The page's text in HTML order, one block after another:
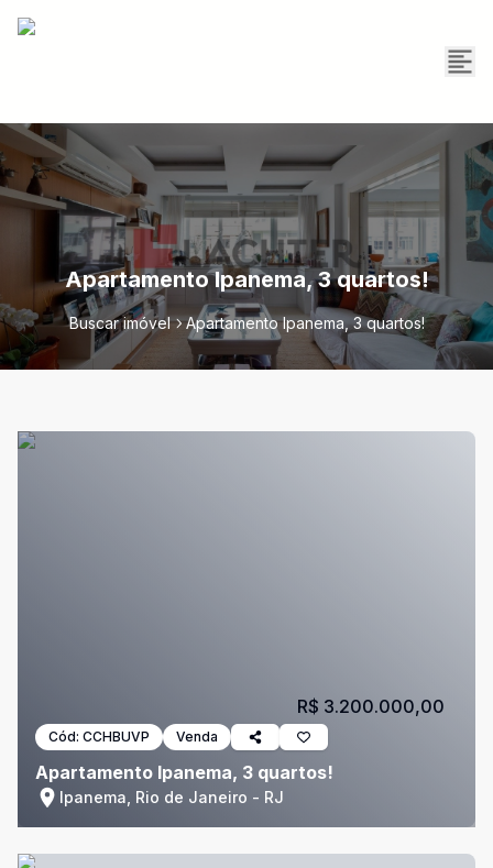
Apartamento Ipanema, 3 quartos!
Buscar imóvel Apartamento Ipanema, 3 quartos!
Cód: CCHBUVP Venda
Apartamento Ipanema, 3 quartos!
Ipanema, Rio de Janeiro - RJ
R$ 3.200.000,00